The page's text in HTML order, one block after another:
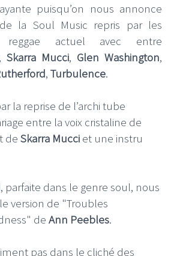
puisqu’on nous annonce
la Soul Music repris par les
actuel avec entre
Skarra Mucci, Glen Washington,
, Turbulence.
la reprise de l’archi tube
entre la voix cristaline de
de Skarra Mucci et une instru
, parfaite dans le genre soul, nous
version de "Troubles
de Ann Peebles.
pas dans le cliché des